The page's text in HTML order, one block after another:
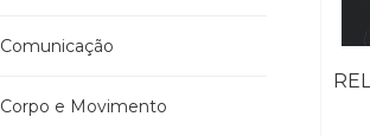
Comunicação
Corpo e Movimento